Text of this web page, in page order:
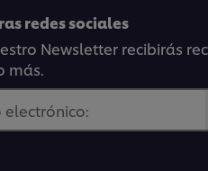
redes sociales
Newsletter recibirás
más.
electrónico: